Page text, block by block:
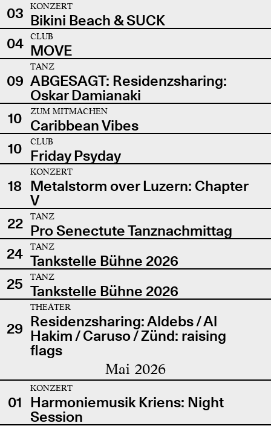
03
KONZERT
Bikini Beach & SUCK
04
CLUB
MOVE
09
TANZ
ABGESAGT: Residenzsharing:
Oskar Damianaki
10
ZUM MITMACHEN
Caribbean Vibes
10
CLUB
Friday Psyday
18
KONZERT
Metalstorm over Luzern: Chapter
V
22
TANZ
Pro Senectute Tanznachmittag
24
TANZ
Tankstelle Bühne 2026
25
TANZ
Tankstelle Bühne 2026
29
THEATER
Residenzsharing: Aldebs / Al
Hakim / Caruso / Zünd: raising
flags
Mai 2026
01
KONZERT
Harmoniemusik Kriens: Night
Session